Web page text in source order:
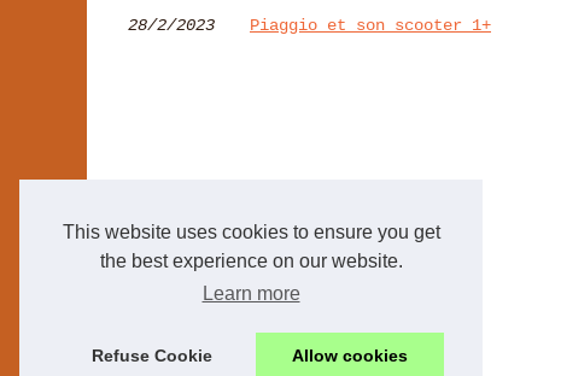
This website uses cookies to ensure you get
the best experience on our website.
Learn more
Refuse Cookie Allow cookies
28/2/2023 Piaggio et son scooter 1+